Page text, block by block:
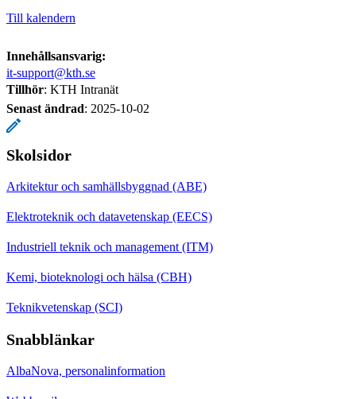
Till kalendern
Innehållsansvarig:
it-support@kth.se
Tillhör: KTH Intranät
Senast ändrad: 2025-10-02
Skolsidor
Arkitektur och samhällsbyggnad (ABE)
Elektroteknik och datavetenskap (EECS)
Industriell teknik och management (ITM)
Kemi, bioteknologi och hälsa (CBH)
Teknikvetenskap (SCI)
Snabblänkar
AlbaNova, personalinformation